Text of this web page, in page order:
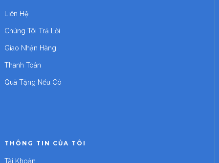
Liên Hệ
Chúng Tôi Trả Lời
Giao Nhận Hàng
Thanh Toán
Quà Tặng Nếu Có
THÔNG TIN CỦA TÔI
Tài Khoản